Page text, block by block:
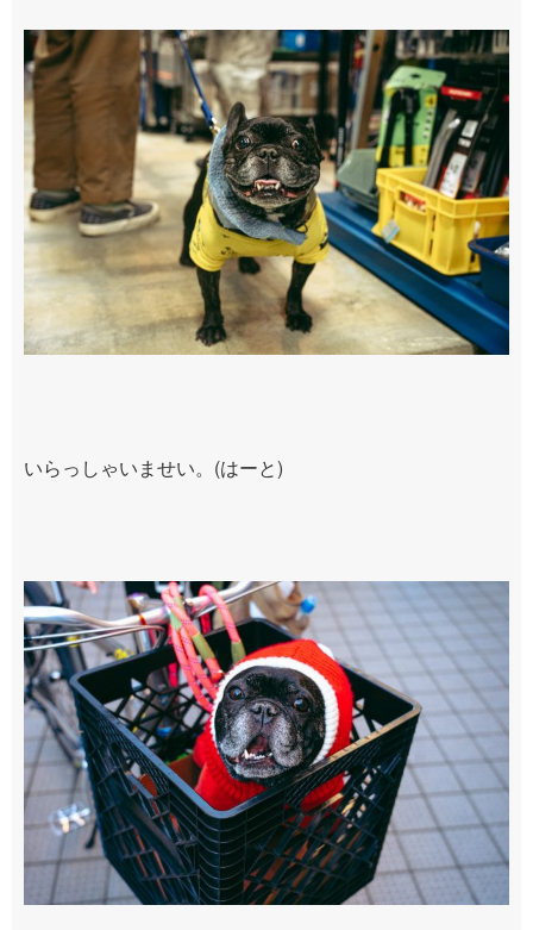
いらっしゃいませい。 (はーと)